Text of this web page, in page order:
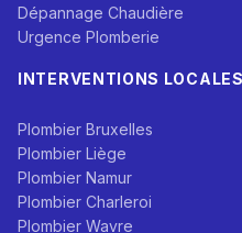
Dépannage Chaudière
Urgence Plomberie
INTERVENTIONS LOCALES
Plombier Bruxelles
Plombier Liège
Plombier Namur
Plombier Charleroi
Plombier Wavre